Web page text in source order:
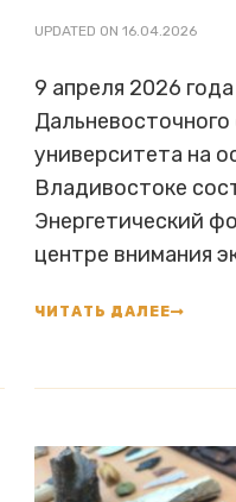
UPDATED ON16.04.2026
9 апреля 2026
университета на
Владивостоке
Энергетический
центре внимания
ЧИТАТЬ ДАЛЕЕ